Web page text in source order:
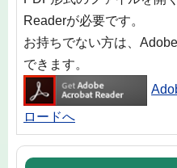
Readerが必要です。
お持ちでない方は、
できます。
ロードへ